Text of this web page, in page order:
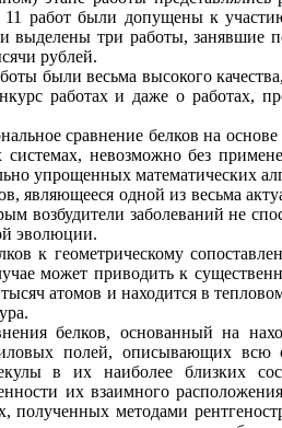
работ были допущены к
выделены три работы,
рублей.
были весьма высокого
работах и даже о работах,
сравнение белков на
невозможно без
упрощенных математических
являющееся одной из весьма
возбудители заболеваний не
эволюции.
к геометрическому
может приводить к
атомов и находится в
белков, основанный на
полей, описывающих
в их наиболее близких
их взаимного
полученных методами